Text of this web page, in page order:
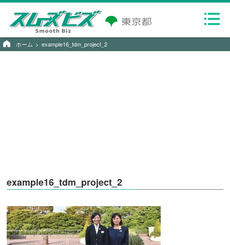
ホーム example16_tdm_project_2
example16_tdm_project_2